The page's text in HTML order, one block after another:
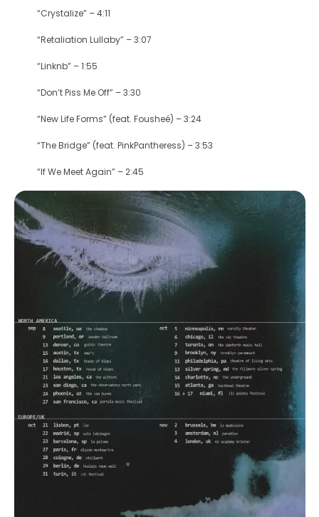
“Crystalize” – 4:11
“Retaliation Lullaby” – 3:07
“Linknb” – 1:55
“Don’t Piss Me Off” – 3:30
“New Life Forms” (feat. Fousheé) – 3:24
“The Bridge” (feat. PinkPantheress) – 3:53
“If We Meet Again” – 2:45